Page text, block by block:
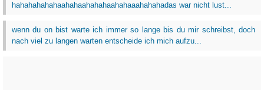
hahahahahahaahahaahahahaahahaaahahahadas war nicht lust...
wenn du on bist warte ich immer so lange bis du mir schreibst, doch
nach viel zu langen warten entscheide ich mich aufzu...